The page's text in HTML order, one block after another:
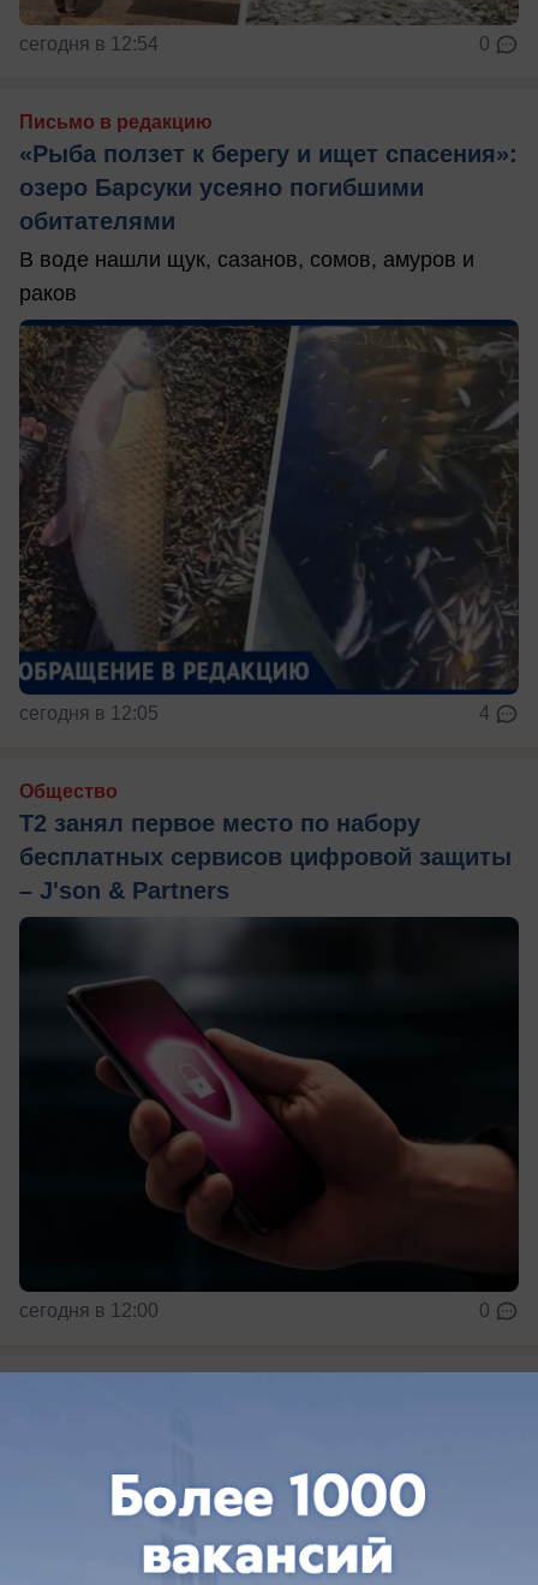
сегодня в 12:54 0
Письмо в редакцию
«Рыба ползет к берегу и ищет спасения»:
озеро Барсуки усеяно погибшими
обитателями
В воде нашли щук, сазанов, сомов, амуров и
раков
сегодня в 12:05 4
Общество
Т2 занял первое место по набору
бесплатных сервисов цифровой защиты
– J'son & Partners
сегодня в 12:00 0
Ставрополье
Оперативники рассказали, как действовала